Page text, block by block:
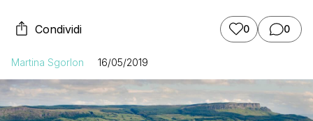
Condividi 0 0
Martina Sgorlon 16/05/2019